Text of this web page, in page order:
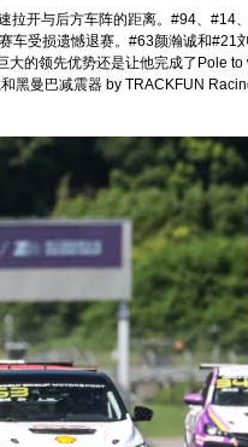
拉开与后方车阵的距离。#94、#14
车受损遗憾退赛。#63颜瀚诚和#21
大的领先优势还是让他完成了Pole to
黑曼巴减震器 by TRACKFUN